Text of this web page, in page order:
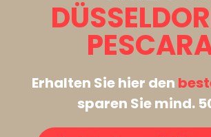
Erhalten Sie hier den
sparen Sie mind.